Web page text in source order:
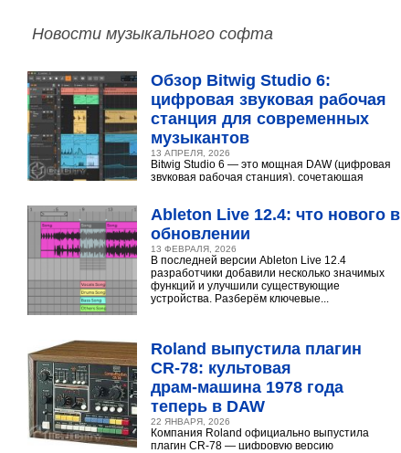
Новости музыкального софта
Обзор Bitwig Studio 6:
цифровая звуковая рабочая
станция для современных
музыкантов
13 АПРЕЛЯ, 2026
Bitwig Studio 6 — это мощная DAW (цифровая
звуковая рабочая станция), сочетающая
Ableton Live 12.4: что нового в
обновлении
13 ФЕВРАЛЯ, 2026
В последней версии Ableton Live 12.4
разработчики добавили несколько значимых
функций и улучшили существующие
устройства. Разберём ключевые...
Roland выпустила плагин
CR‑78: культовая
драм‑машина 1978 года
теперь в DAW
22 ЯНВАРЯ, 2026
Компания Roland официально выпустила
плагин CR-78 — цифровую версию